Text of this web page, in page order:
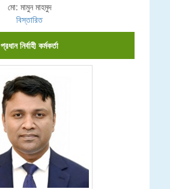
মো: মামুন মাহমুদ
বিস্তারিত
প্রধান নির্বাহী কর্মকর্তা